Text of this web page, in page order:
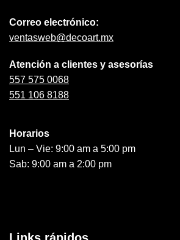
Correo electrónico:
ventasweb@decoart.mx
Atención a clientes y asesorías
557 575 0068
551 106 8188
Horarios
Lun – Vie: 9:00 am a 5:00 pm
Sab: 9:00 am a 2:00 pm